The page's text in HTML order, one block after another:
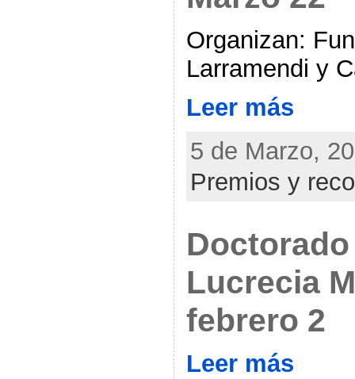
Organizan:
Larramendi y
Leer más
5 de Marzo,
Premios y
Lucrecia
febrero 2
Leer más